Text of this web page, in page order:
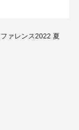
ァレンス2022 夏